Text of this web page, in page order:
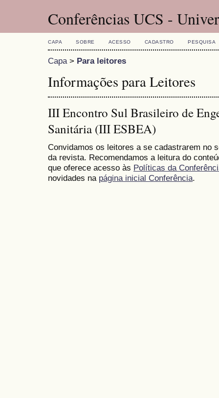
Conferências UCS -
CAPA SOBRE ACESSO CADASTRO PESQUISA
Capa> Para leitores
Informações para Leitores
III Encontro Sul Brasileiro de
Sanitária (III ESBEA)
Convidamos os leitores a se cadastrarem no
da revista. Recomendamos a leitura do
que oferece acesso às Políticas da
novidades na página inicial Conferência.